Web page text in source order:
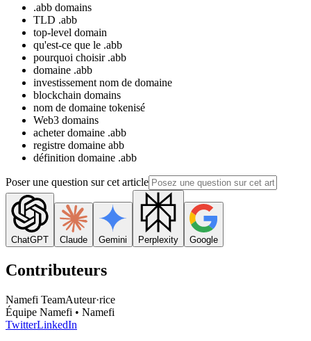
.abb domains
TLD .abb
top-level domain
qu'est-ce que le .abb
pourquoi choisir .abb
domaine .abb
investissement nom de domaine
blockchain domains
nom de domaine tokenisé
Web3 domains
acheter domaine .abb
registre domaine abb
définition domaine .abb
Poser une question sur cet article
ChatGPT Claude Gemini Perplexity Google
Contributeurs
Namefi TeamAuteur·rice
Équipe Namefi • Namefi
TwitterLinkedIn